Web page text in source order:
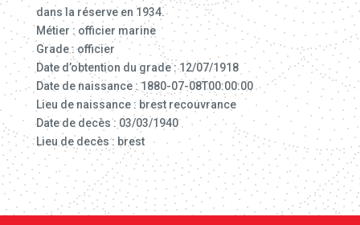
dans la réserve en 1934.
Métier : officier marine
Grade : officier
Date d’obtention du grade : 12/07/1918
Date de naissance : 1880-07-08T00:00:00
Lieu de naissance : brest recouvrance
Date de decès : 03/03/1940
Lieu de decès : brest